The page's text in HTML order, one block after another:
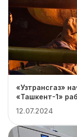
«Узтрансгаз»
«Ташкент-1»
12.07.2024